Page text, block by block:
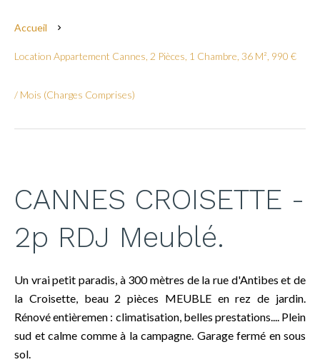
Accueil
Location Appartement Cannes, 2 Pièces, 1 Chambre, 36 M², 990 €
/ Mois (Charges Comprises)
CANNES CROISETTE -
2p RDJ Meublé.
Un vrai petit paradis, à 300 mètres de la rue d'Antibes et de
la Croisette, beau 2 pièces MEUBLE en rez de jardin.
Rénové entièremen : climatisation, belles prestations.... Plein
sud et calme comme à la campagne. Garage fermé en sous
sol.